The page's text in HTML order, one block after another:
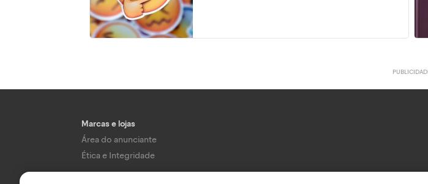
Marcas e lojas
Área do anunciante
Ética e Integridade